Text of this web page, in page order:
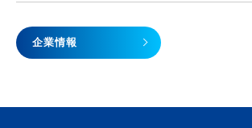
企業情報